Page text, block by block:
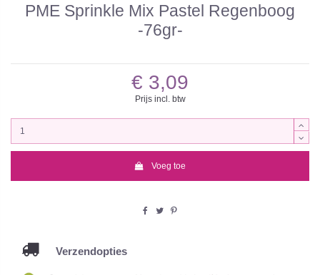
PME Sprinkle Mix Pastel Regenboog
-76gr-
€ 3,09
Prijs incl. btw
Voeg toe
Verzendopties